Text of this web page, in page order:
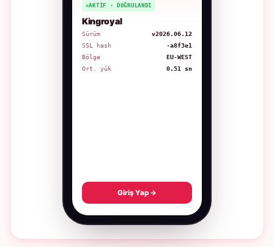
AKTIF · DOĞRULANDI
Kingroyal
Sürüm
v2026.06.12
SSL hash
·a8f3e1
Bölge
EU-WEST
Ort. yük
0.51 sn
Giriş Yap →